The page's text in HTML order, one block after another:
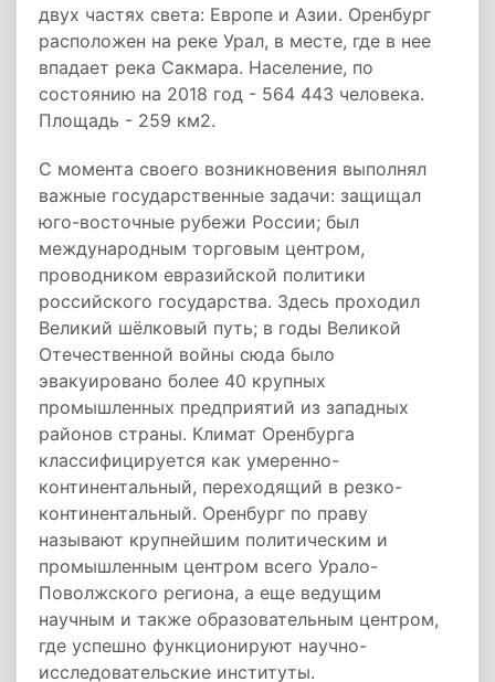
двух частях света: Европе и Азии. Оренбург
расположен на реке Урал, в месте, где в нее
впадает река Сакмара. Население, по
состоянию на 2018 год - 564 443 человека.
Площадь - 259 км2.
С момента своего возникновения выполнял
важные государственные задачи: защищал
юго-восточные рубежи России; был
международным торговым центром,
проводником евразийской политики
российского государства. Здесь проходил
Великий шёлковый путь; в годы Великой
Отечественной войны сюда было
эвакуировано более 40 крупных
промышленных предприятий из западных
районов страны. Климат Оренбурга
классифицируется как умеренно-
континентальный, переходящий в резко-
континентальный. Оренбург по праву
называют крупнейшим политическим и
промышленным центром всего Урало-
Поволжского региона, а еще ведущим
научным и также образовательным центром,
где успешно функционируют научно-
исследовательские институты.